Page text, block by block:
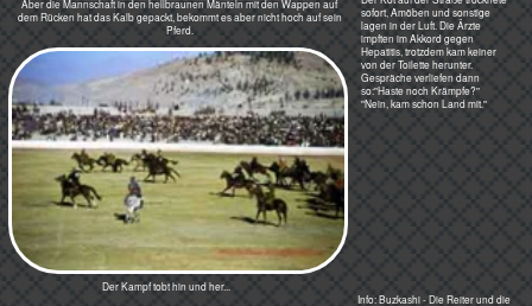
Schiedsrichter (links) und die
taktischen Beobachter, die sich das
Geschehen von Aussen ansehen
um gegebenenfalls einen
Ausbruchsversuch zu verhindern,
haben Probleme, ihre Pferde
zurückzuhalten.
Zu gerne wollen die Herdentiere
mitmachen, im Kampfgetümmel
dabei sein.
Spannung pur. Schnaufen erregter
Pferde, wiehern und Hufgedonner -
ungeahnte Wildheit! Nie im Leben
kann man es je wieder vergessen.
Info: Buskashi - Regeln